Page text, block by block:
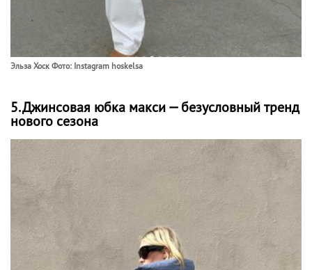
Эльза Хоск Фото: Instagram hoskelsa
5. Джинсовая юбка макси — безусловный тренд
нового сезона